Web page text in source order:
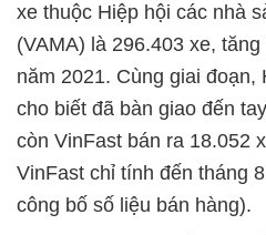
xe thuộc Hiệp hội các nhà
(VAMA) là 296.403 xe,
năm 2021. Cùng giai đoạn,
cho biết đã bàn giao đến
còn VinFast bán ra 18.052
VinFast chỉ tính đến tháng
công bố số liệu bán hàng).